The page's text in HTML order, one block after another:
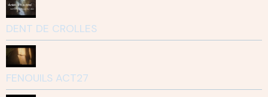
DENT DE CROLLES
FENOUILS ACT27